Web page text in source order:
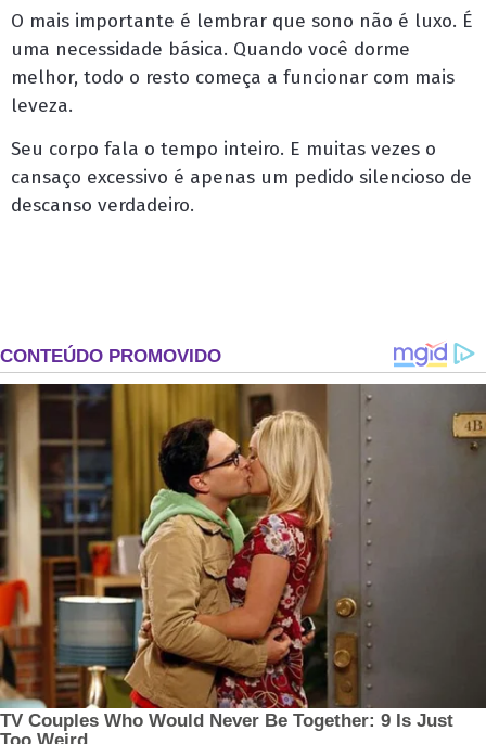
O mais importante é lembrar que sono não é luxo. É
uma necessidade básica. Quando você dorme
melhor, todo o resto começa a funcionar com mais
leveza.
Seu corpo fala o tempo inteiro. E muitas vezes o
cansaço excessivo é apenas um pedido silencioso de
descanso verdadeiro.